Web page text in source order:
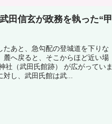
田信玄が政務を執った“甲
あと、急勾配の登城道を下りな
へ戻ると、そこからほど近い場
（武田氏館跡） が広がっていま
し、武田氏館は武...